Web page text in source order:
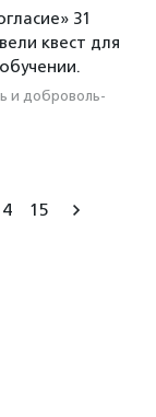
31
квест для
и доброволь­
15